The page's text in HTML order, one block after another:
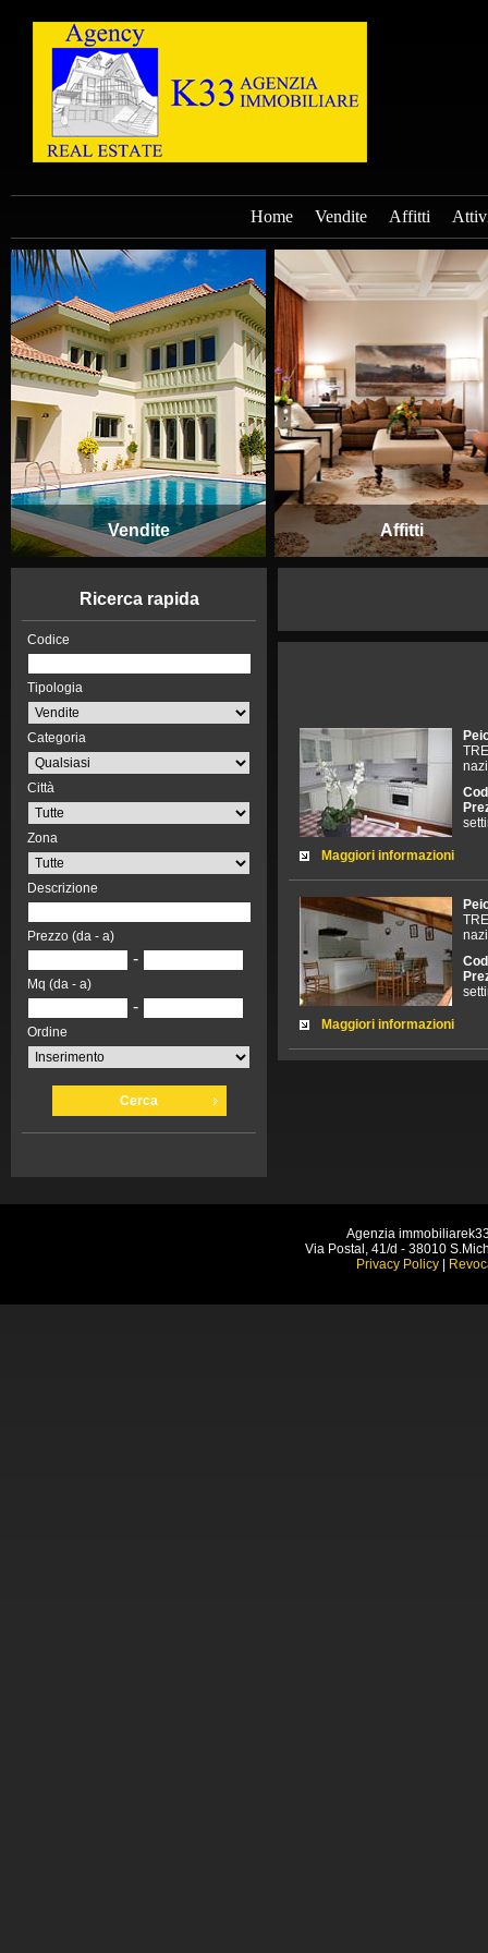
Home Vendite Affitti
Vendite Affitti
Ricerca rapida
Codice
Tipologia
Categoria
Città
Zona
Descrizione
Prezzo (da - a)
-
Mq (da - a)
-
Ordine
Cerca
Maggiori informazioni
Maggiori informazioni
Agenzia
Via Postal, 41/d - 38010
Privacy Policy|